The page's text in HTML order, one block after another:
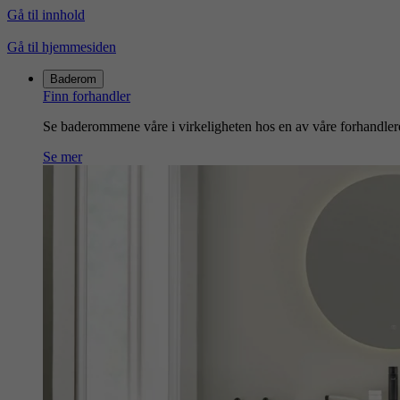
Gå til innhold
Gå til hjemmesiden
Baderom
Finn forhandler
Se baderommene våre i virkeligheten hos en av våre
Se mer